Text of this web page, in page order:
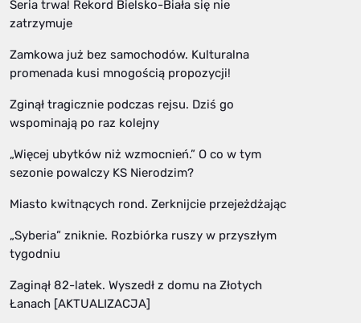
Seria trwa! Rekord Bielsko-Biała się nie
zatrzymuje
Zamkowa już bez samochodów. Kulturalna
promenada kusi mnogością propozycji!
Zginął tragicznie podczas rejsu. Dziś go
wspominają po raz kolejny
„Więcej ubytków niż wzmocnień.” O co w tym
sezonie powalczy KS Nierodzim?
Miasto kwitnących rond. Zerknijcie przejeżdżając
„Syberia” zniknie. Rozbiórka ruszy w przyszłym
tygodniu
Zaginął 82-latek. Wyszedł z domu na Złotych
Łanach [AKTUALIZACJA]